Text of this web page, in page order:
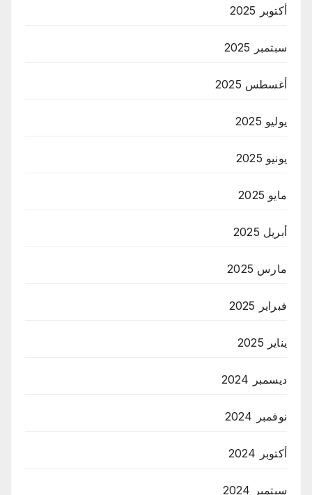
أكتوبر 2025
سبتمبر 2025
أغسطس 2025
يوليو 2025
يونيو 2025
مايو 2025
أبريل 2025
مارس 2025
فبراير 2025
يناير 2025
ديسمبر 2024
نوفمبر 2024
أكتوبر 2024
سبتمبر 2024